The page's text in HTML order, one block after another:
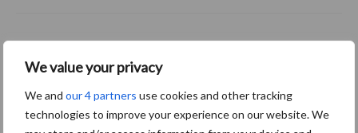
We value your privacy
We and our 4 partners use cookies and other tracking
technologies to improve your experience on our website. We